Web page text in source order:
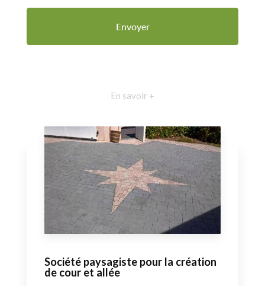
En savoir +
Société paysagiste pour la création
de cour et allée